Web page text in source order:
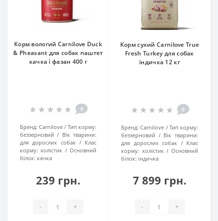
Корм вологий Carnilove Duck
& Pheasant для собак паштет
качка і фазан 400 г
0
Бренд: Carnilove
Тип корму:
беззерновий
Вік тварини:
для дорослих собак
Клас
корму: холістик
Основний
білок: качка
239 грн.
- +
Корм сухий Carnilove True
Fresh Turkey для cобак
індичка 12 кг
0
Бренд: Carnilove
Тип корму:
беззерновий
Вік тварини:
для дорослих собак
Клас
корму: холістик
Основний
білок: індичка
7 899 грн.
- +